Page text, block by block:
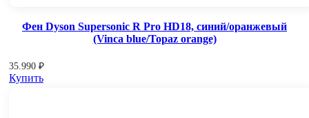
Фен Dyson Supersonic R Pro HD18, синий/оранжевый
(Vinca blue/Topaz orange)
35.990 ₽
Купить